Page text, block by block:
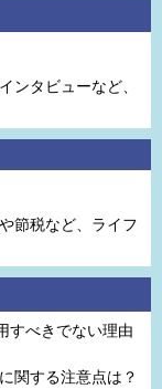
ンタビューなど、
節税など、ライフ
すべきでない理由
関する注意点は？